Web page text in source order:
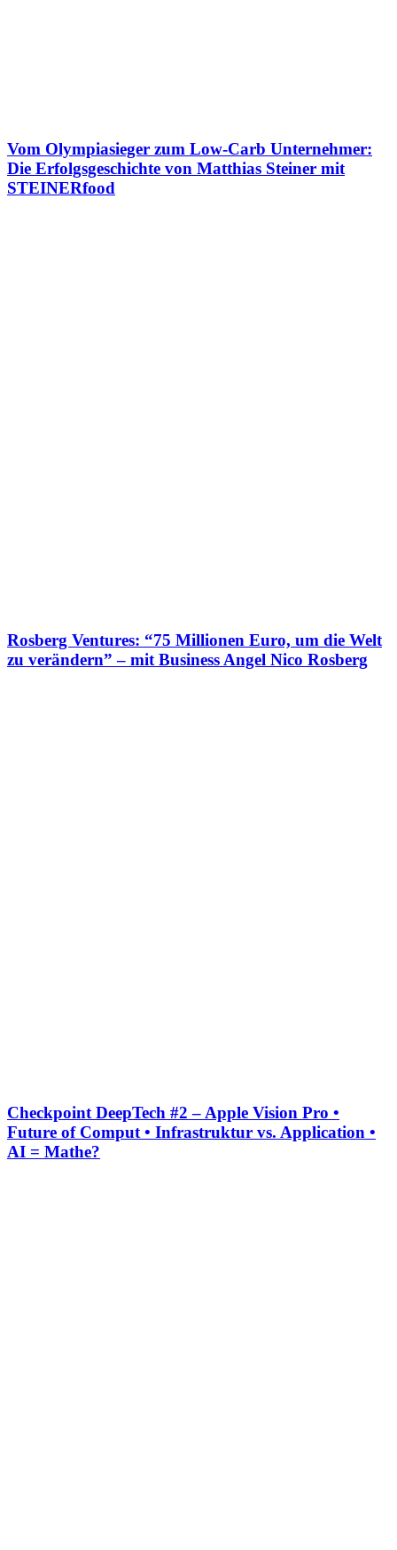
Vom Olympiasieger zum Low-Carb Unternehmer:
Die Erfolgsgeschichte von Matthias Steiner mit
STEINERfood
Rosberg Ventures: “75 Millionen Euro, um die Welt
zu verändern” – mit Business Angel Nico Rosberg
Checkpoint DeepTech #2 – Apple Vision Pro •
Future of Comput • Infrastruktur vs. Application •
AI = Mathe?